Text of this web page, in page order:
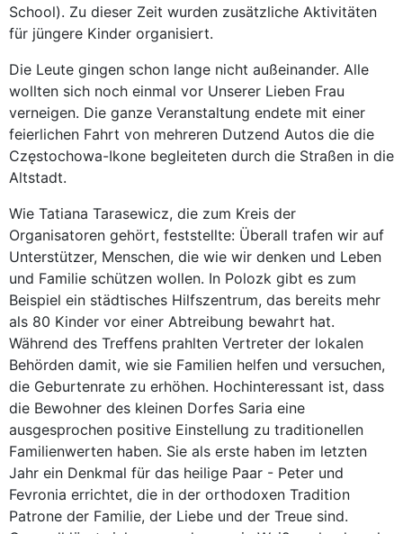
School). Zu dieser Zeit wurden zusätzliche Aktivitäten
für jüngere Kinder organisiert.
Die Leute gingen schon lange nicht außeinander. Alle
wollten sich noch einmal vor Unserer Lieben Frau
verneigen. Die ganze Veranstaltung endete mit einer
feierlichen Fahrt von mehreren Dutzend Autos die die
Częstochowa-Ikone begleiteten durch die Straßen in die
Altstadt.
Wie Tatiana Tarasewicz, die zum Kreis der
Organisatoren gehört, feststellte: Überall trafen wir auf
Unterstützer, Menschen, die wie wir denken und Leben
und Familie schützen wollen. In Polozk gibt es zum
Beispiel ein städtisches Hilfszentrum, das bereits mehr
als 80 Kinder vor einer Abtreibung bewahrt hat.
Während des Treffens prahlten Vertreter der lokalen
Behörden damit, wie sie Familien helfen und versuchen,
die Geburtenrate zu erhöhen. Hochinteressant ist, dass
die Bewohner des kleinen Dorfes Saria eine
ausgesprochen positive Einstellung zu traditionellen
Familienwerten haben. Sie als erste haben im letzten
Jahr ein Denkmal für das heilige Paar - Peter und
Fevronia errichtet, die in der orthodoxen Tradition
Patrone der Familie, der Liebe und der Treue sind.